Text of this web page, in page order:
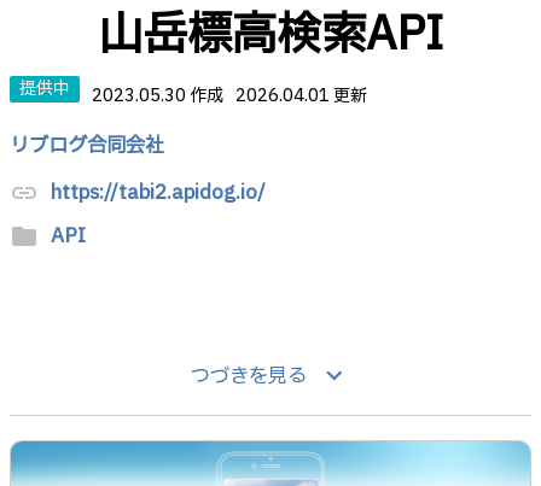
山岳標高検索API
提供中 2023.05.30 作成 2026.04.01 更新
リブログ合同会社
link https://tabi2.apidog.io/
folder API
つづきを見る keyboard_arrow_down